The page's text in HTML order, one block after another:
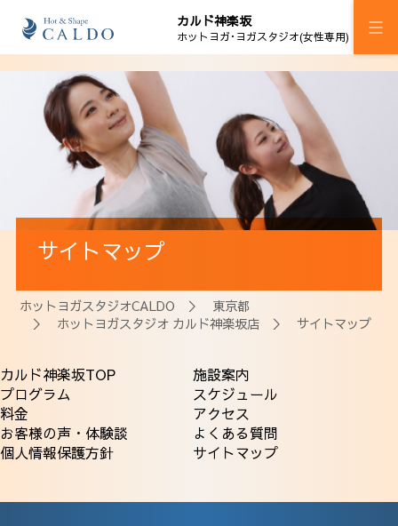
カルド神楽坂
ホットヨガ･ヨガスタジオ(女性専用)
施設案内
プログラム
スケジュール
料金
ウェルチケ
法人会員
サイトマップ
ホットヨガスタジオCALDO ＞ 東京都
＞ ホットヨガスタジオ カルド神楽坂店 ＞ サイトマップ
カルド神楽坂TOP
施設案内
プログラム
スケジュール
料金
アクセス
お客様の声・体験談
よくある質問
個人情報保護方針
サイトマップ